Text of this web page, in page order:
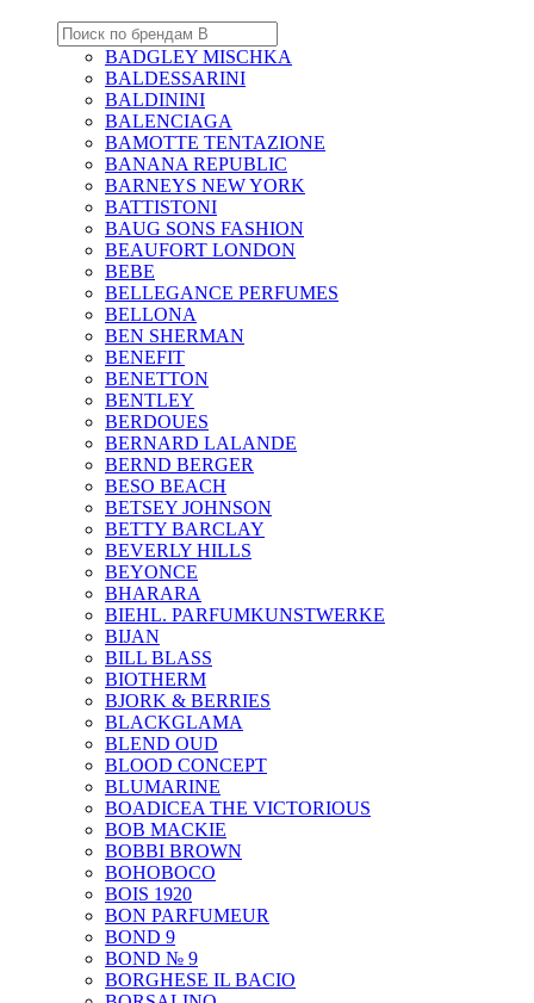
BADGLEY MISCHKA
BALDESSARINI
BALDININI
BALENCIAGA
BAMOTTE TENTAZIONE
BANANA REPUBLIC
BARNEYS NEW YORK
BATTISTONI
BAUG SONS FASHION
BEAUFORT LONDON
BEBE
BELLEGANCE PERFUMES
BELLONA
BEN SHERMAN
BENEFIT
BENETTON
BENTLEY
BERDOUES
BERNARD LALANDE
BERND BERGER
BESO BEACH
BETSEY JOHNSON
BETTY BARCLAY
BEVERLY HILLS
BEYONCE
BHARARA
BIEHL. PARFUMKUNSTWERKE
BIJAN
BILL BLASS
BIOTHERM
BJORK & BERRIES
BLACKGLAMA
BLEND OUD
BLOOD CONCEPT
BLUMARINE
BOADICEA THE VICTORIOUS
BOB MACKIE
BOBBI BROWN
BOHOBOCO
BOIS 1920
BON PARFUMEUR
BOND 9
BOND № 9
BORGHESE IL BACIO